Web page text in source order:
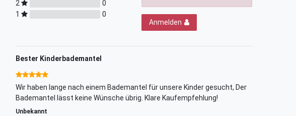
2
0
1
0
Anmelden
Bester Kinderbademantel
Wir haben lange nach einem Bademantel für unsere Kinder gesucht, Der
Bademantel lässt keine Wünsche übrig. Klare Kaufempfehlung!
Unbekannt